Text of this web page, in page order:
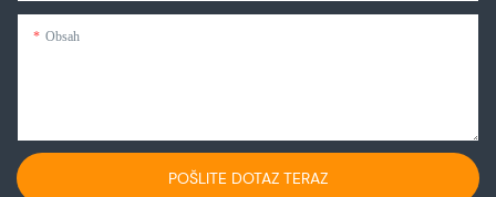
Obsah
POŠLITE DOTAZ TERAZ